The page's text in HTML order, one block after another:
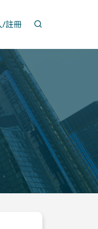
/註冊